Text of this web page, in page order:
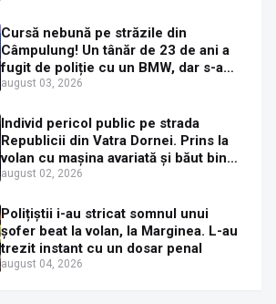
Cursă nebună pe străzile din
Câmpulung! Un tânăr de 23 de ani a
fugit de poliție cu un BMW, dar s-a
oprit într-un gard de pe strada
august 03, 2026
Individ pericol public pe strada
Republicii din Vatra Dornei. Prins la
volan cu mașina avariată și băut bine,
în plină zi
august 02, 2026
Polițiștii i-au stricat somnul unui
șofer beat la volan, la Marginea. L-au
trezit instant cu un dosar penal
august 04, 2026